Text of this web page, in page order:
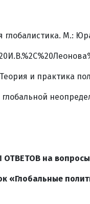
М.:
и практика
на вопросы
«Глобальные